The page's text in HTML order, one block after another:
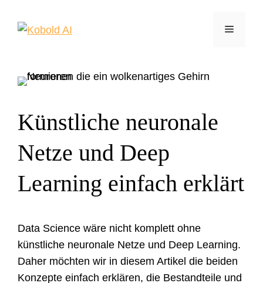
Inhalt
Menü
Künstliche neuronale
Netze und Deep
Learning einfach erklärt
Data Science wäre nicht komplett ohne
künstliche neuronale Netze und Deep Learning.
Daher möchten wir in diesem Artikel die beiden
Konzepte einfach erklären, die Bestandteile und